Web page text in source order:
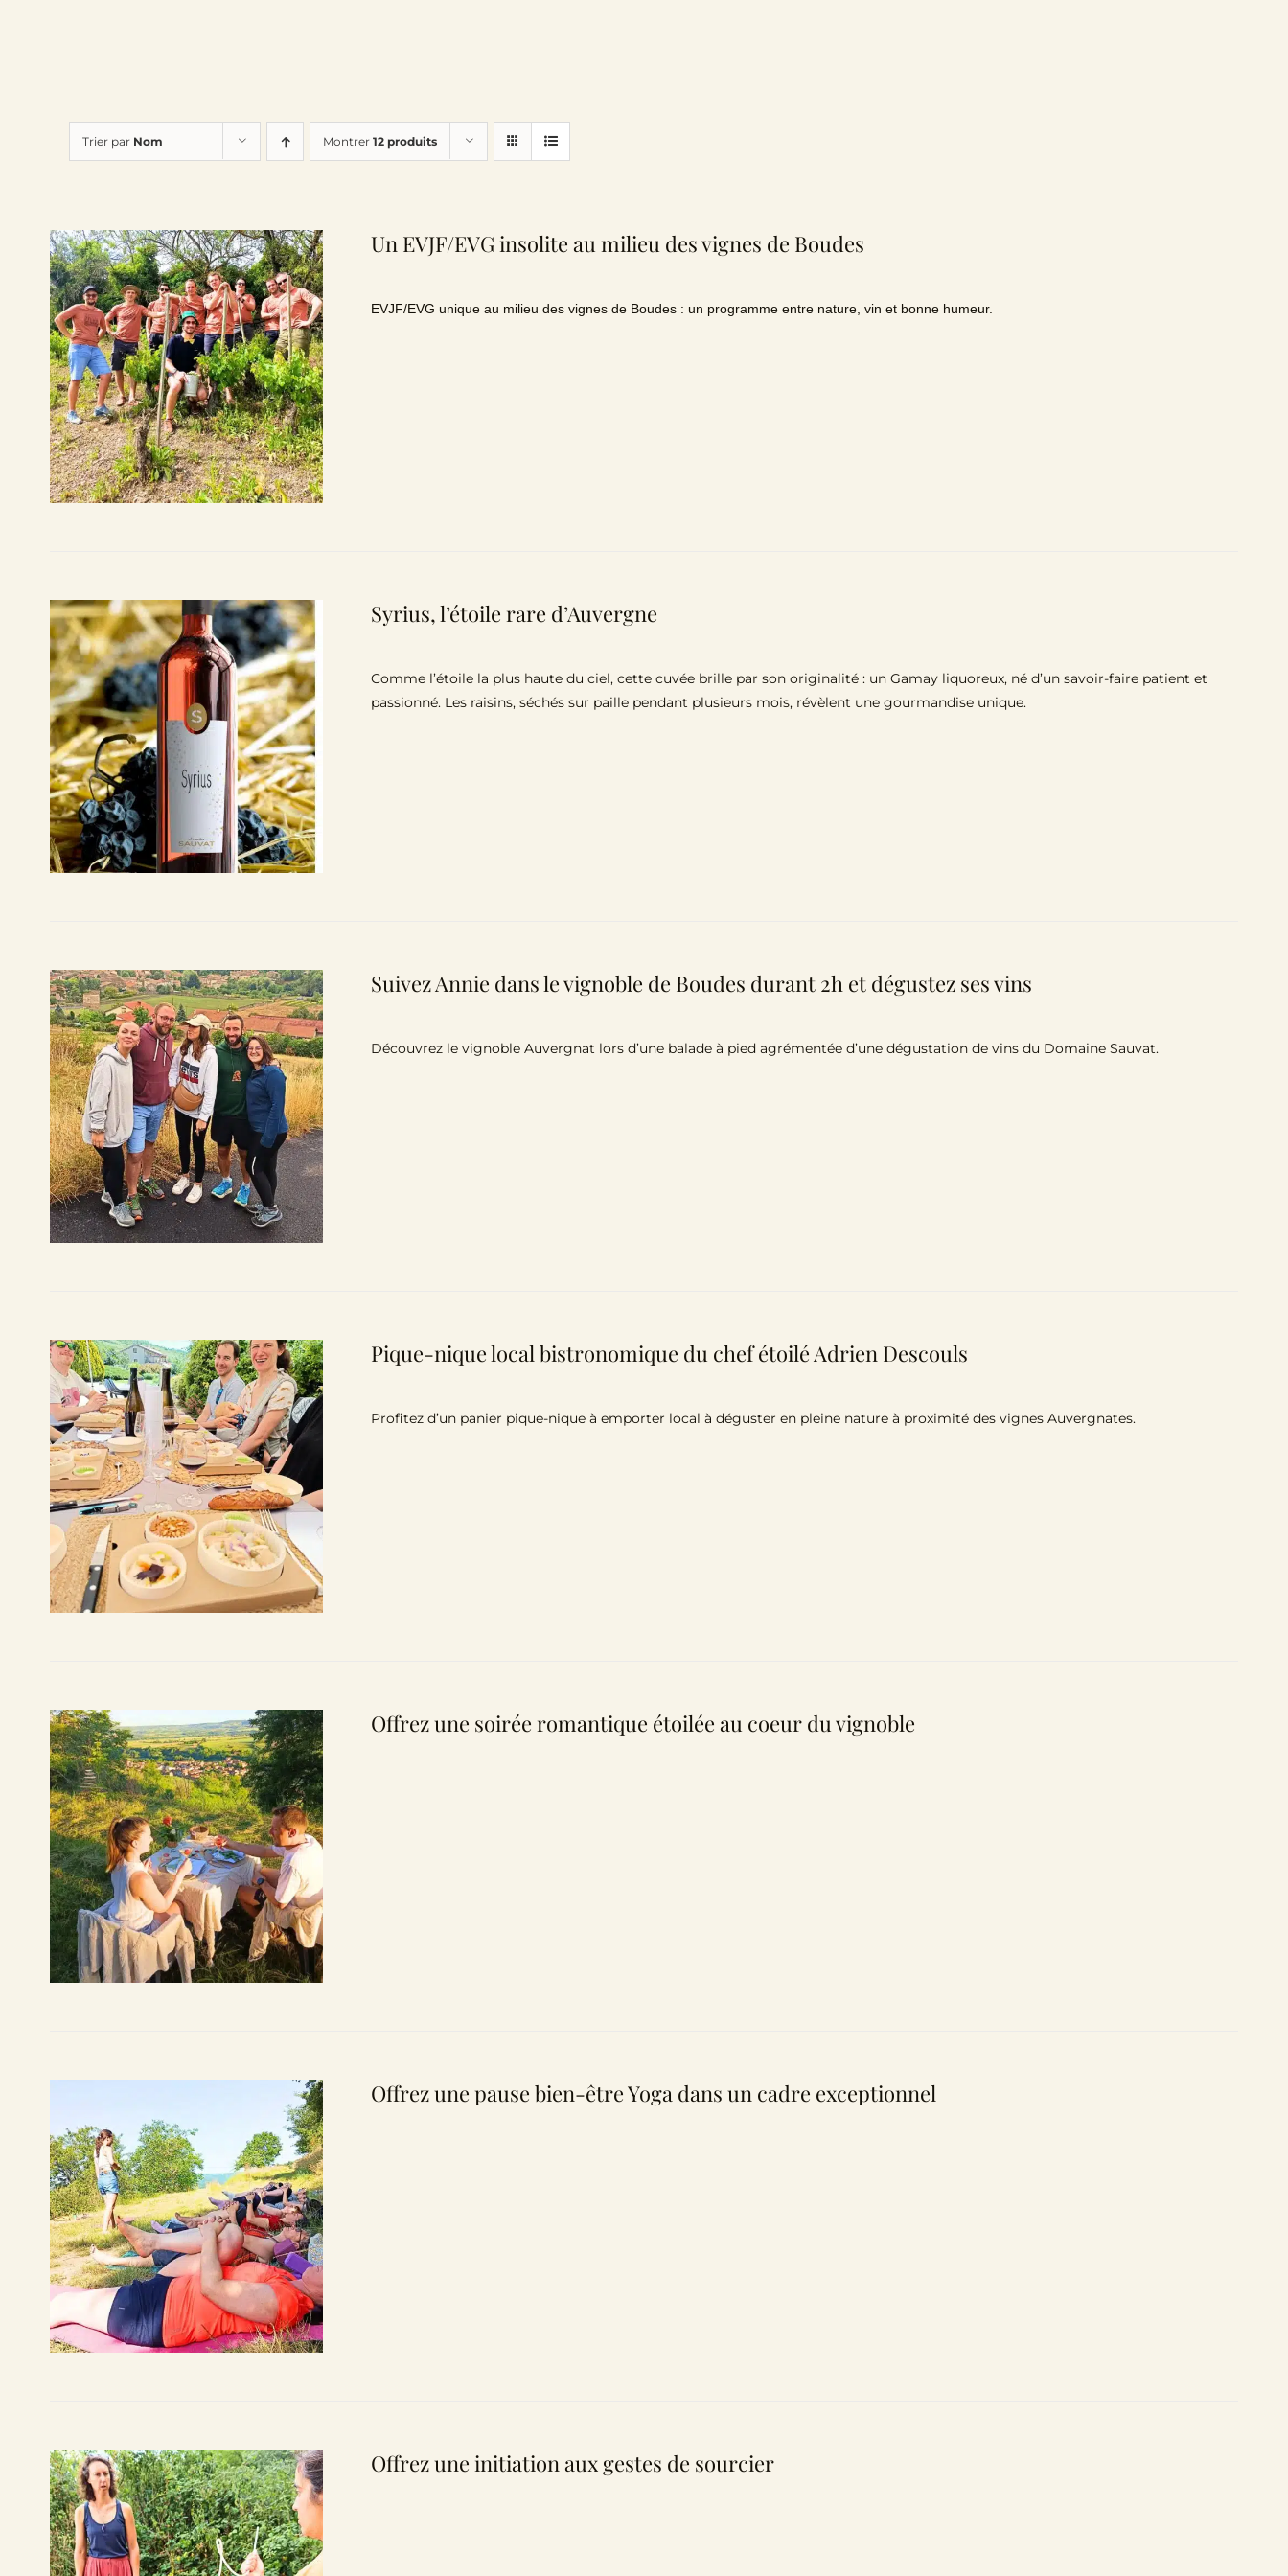
Trier par Nom Montrer 12 produits
Un EVJF/EVG insolite au milieu des vignes de Boudes
EVJF/EVG unique au milieu des vignes de Boudes : un programme entre nature, vin et bonne humeur.
Syrius, l’étoile rare d’Auvergne
Comme l’étoile la plus haute du ciel, cette cuvée brille par son originalité : un Gamay liquoreux, né d’un savoir-faire patient et
passionné. Les raisins, séchés sur paille pendant plusieurs mois, révèlent une gourmandise unique.
Suivez Annie dans le vignoble de Boudes durant 2h et dégustez ses vins
Découvrez le vignoble Auvergnat lors d’une balade à pied agrémentée d’une dégustation de vins du Domaine Sauvat.
Pique-nique local bistronomique du chef étoilé Adrien Descouls
Profitez d’un panier pique-nique à emporter local à déguster en pleine nature à proximité des vignes Auvergnates.
Offrez une soirée romantique étoilée au coeur du vignoble
Offrez une pause bien-être Yoga dans un cadre exceptionnel
Offrez une initiation aux gestes de sourcier